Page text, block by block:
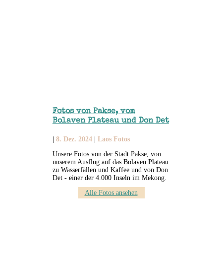
Fotos von Pakse, vom
Bolaven Plateau und Don Det
8. Dez. 2024
Laos Fotos
Unsere Fotos von der Stadt Pakse, von
unserem Ausflug auf das Bolaven Plateau
zu Wasserfällen und Kaffee und von Don
Det - einer der 4.000 Inseln im Mekong.
Alle Fotos ansehen